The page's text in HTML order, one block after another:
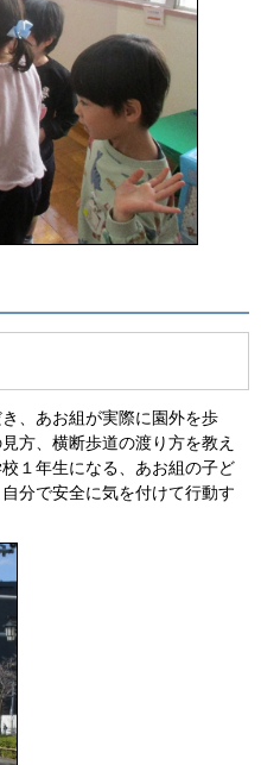
、あお組が実際に園外を歩
方、横断歩道の渡り方を教え
１年生になる、あお組の子ど
分で安全に気を付けて行動す